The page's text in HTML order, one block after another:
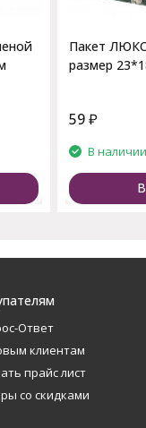
Пакет
размер
59₽
В наличии
Ответ
клиентам
прайс лист
со скидками